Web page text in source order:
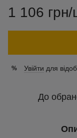
1 106
% Увійти для
До